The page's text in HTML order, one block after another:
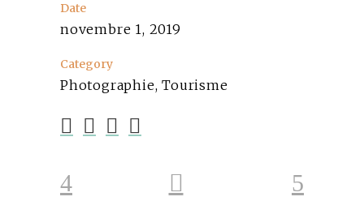
Date
novembre 1, 2019
Category
Photographie, Tourisme